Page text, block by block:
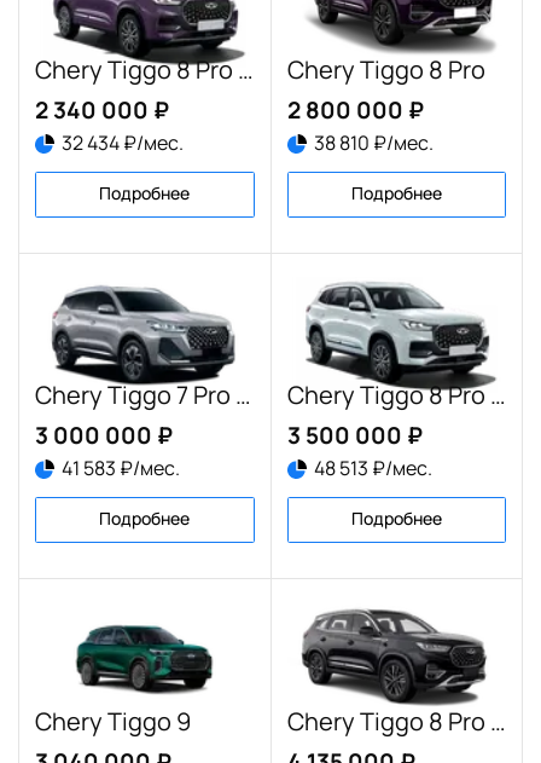
Chery Tiggo 8 Pro Max New
2 340 000 ₽
32 434 ₽/мес.
Подробнее
Chery Tiggo 8 Pro
2 800 000 ₽
38 810 ₽/мес.
Подробнее
Chery Tiggo 7 Pro Plug-in Hybrid
3 000 000 ₽
41 583 ₽/мес.
Подробнее
Chery Tiggo 8 Pro Plug-in Hybrid
3 500 000 ₽
48 513 ₽/мес.
Подробнее
Chery Tiggo 9 Chery Tiggo 8 Pro e+